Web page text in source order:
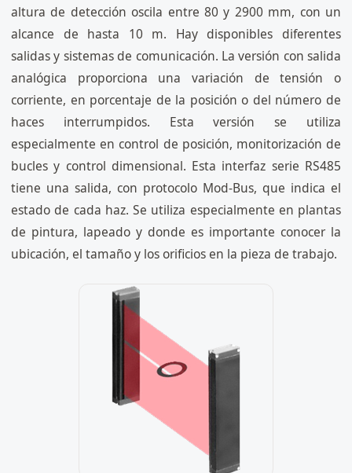
altura de detección oscila entre 80 y 2900 mm, con un
alcance de hasta 10 m. Hay disponibles diferentes
salidas y sistemas de comunicación. La versión con salida
analógica proporciona una variación de tensión o
corriente, en porcentaje de la posición o del número de
haces interrumpidos. Esta versión se utiliza
especialmente en control de posición, monitorización de
bucles y control dimensional. Esta interfaz serie RS485
tiene una salida, con protocolo Mod-Bus, que indica el
estado de cada haz. Se utiliza especialmente en plantas
de pintura, lapeado y donde es importante conocer la
ubicación, el tamaño y los orificios en la pieza de trabajo.